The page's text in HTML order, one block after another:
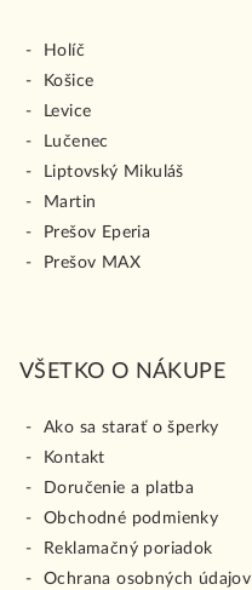
Holíč
Košice
Levice
Lučenec
Liptovský Mikuláš
Martin
Prešov Eperia
Prešov MAX
VŠETKO O NÁKUPE
Ako sa starať o šperky
Kontakt
Doručenie a platba
Obchodné podmienky
Reklamačný poriadok
Ochrana osobných údajov